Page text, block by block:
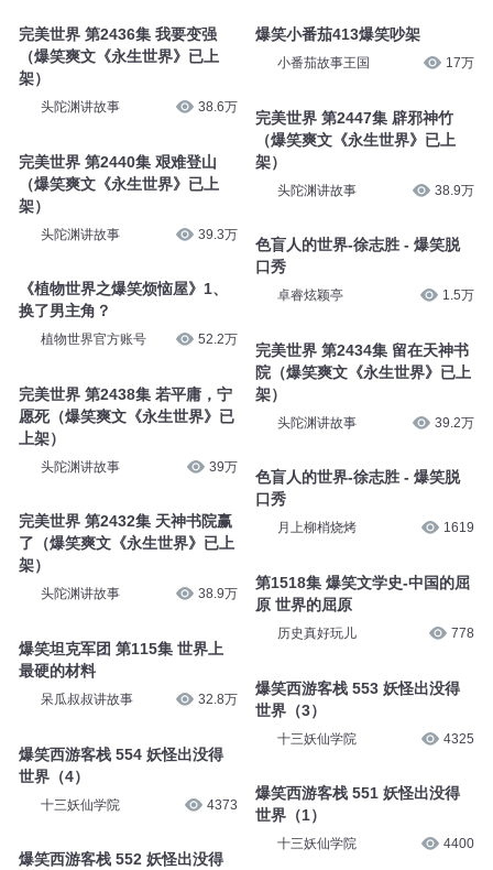
完美世界 第2436集 我要变强
（爆笑爽文《永生世界》已上
架）
头陀渊讲故事 38.6万
完美世界 第2440集 艰难登山
（爆笑爽文《永生世界》已上
架）
头陀渊讲故事 39.3万
《植物世界之爆笑烦恼屋》1、
换了男主角？
植物世界官方账号 52.2万
完美世界 第2438集 若平庸，宁
愿死（爆笑爽文《永生世界》已
上架）
头陀渊讲故事 39万
完美世界 第2432集 天神书院赢
了（爆笑爽文《永生世界》已上
架）
头陀渊讲故事 38.9万
爆笑坦克军团 第115集 世界上
最硬的材料
呆瓜叔叔讲故事 32.8万
爆笑西游客栈 554 妖怪出没得
世界（4）
十三妖仙学院 4373
爆笑西游客栈 552 妖怪出没得
爆笑小番茄413爆笑吵架
小番茄故事王国 17万
完美世界 第2447集 辟邪神竹
（爆笑爽文《永生世界》已上
架）
头陀渊讲故事 38.9万
色盲人的世界-徐志胜 - 爆笑脱
口秀
卓睿炫颖亭 1.5万
完美世界 第2434集 留在天神书
院（爆笑爽文《永生世界》已上
架）
头陀渊讲故事 39.2万
色盲人的世界-徐志胜 - 爆笑脱
口秀
月上柳梢烧烤 1619
第1518集 爆笑文学史-中国的屈
原 世界的屈原
历史真好玩儿 778
爆笑西游客栈 553 妖怪出没得
世界（3）
十三妖仙学院 4325
爆笑西游客栈 551 妖怪出没得
世界（1）
十三妖仙学院 4400